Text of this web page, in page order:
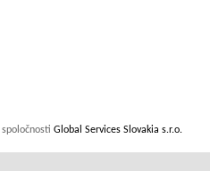
spoločnosti Global Services Slovakia s.r.o.